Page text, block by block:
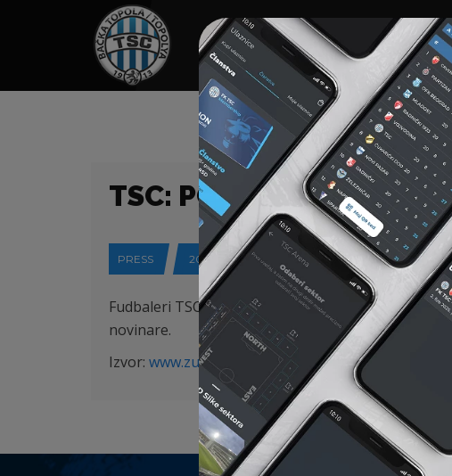
HOME SPONZORI NEWS
TSC: POKUŠAĆEMO DA
PRESS 20-11-2018
Fudbaleri TSC-a iz Bačke Topole trudiće se da
novinare.
Izvor: www.zurnal.rs